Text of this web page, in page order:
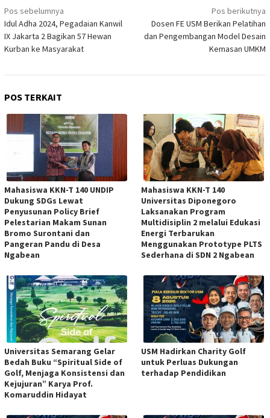
Navigasi
pos
Pos sebelumnya
Idul Adha 2024, Pegadaian Kanwil
IX Jakarta 2 Bagikan 57 Hewan
Kurban ke Masyarakat
Pos berikutnya
Dosen FE USM Berikan Pelatihan
dan Pengembangan Model Desain
Kemasan UMKM
POS TERKAIT
Mahasiswa KKN-T 140 UNDIP
Dukung SDGs Lewat
Penyusunan Policy Brief
Pelestarian Makam Sunan
Bromo Surontani dan
Pangeran Pandu di Desa
Ngabean
Mahasiswa KKN-T 140
Universitas Diponegoro
Laksanakan Program
Multidisiplin 2 melalui Edukasi
Energi Terbarukan
Menggunakan Prototype PLTS
Sederhana di SDN 2 Ngabean
Universitas Semarang Gelar
Bedah Buku “Spiritual Side of
Golf, Menjaga Konsistensi dan
Kejujuran” Karya Prof.
Komaruddin Hidayat
USM Hadirkan Charity Golf
untuk Perluas Dukungan
terhadap Pendidikan